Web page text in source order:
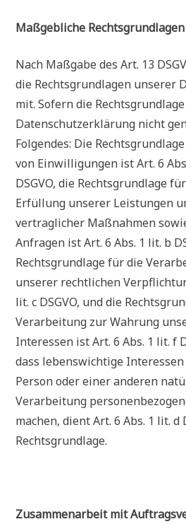
Maßgebliche Rechtsgrundlagen
Nach Maßgabe des Art. 13
die Rechtsgrundlagen unserer
mit. Sofern die
Datenschutzerklärung nicht
Folgendes: Die
von Einwilligungen ist Art. 6
DSGVO, die Rechtsgrundlage
Erfüllung unserer Leistungen
vertraglicher Maßnahmen
Anfragen ist Art. 6 Abs. 1 lit. b
Rechtsgrundlage für die
unserer rechtlichen
lit. c DSGVO, und die
Verarbeitung zur Wahrung
Interessen ist Art. 6 Abs. 1 lit. f
dass lebenswichtige
Person oder einer anderen
Verarbeitung
machen, dient Art. 6 Abs. 1 lit. d
Rechtsgrundlage.
Zusammenarbeit mit